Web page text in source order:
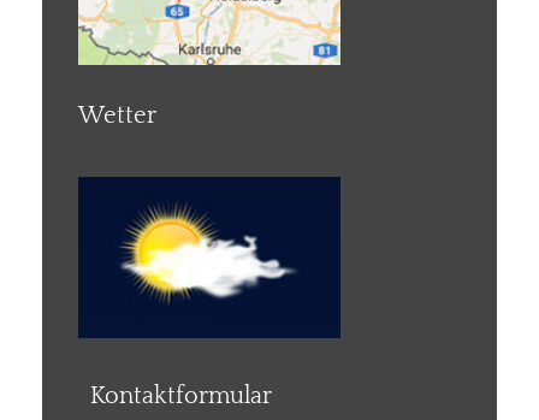
Wetter
Kontaktformular